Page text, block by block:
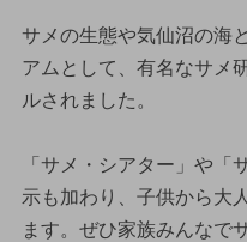
サメの生態や気仙沼の海
アムとして、有名なサメ
ルされました。
「サメ・シアター」や「
示も加わり、子供から大
ます。ぜひ家族みんなで